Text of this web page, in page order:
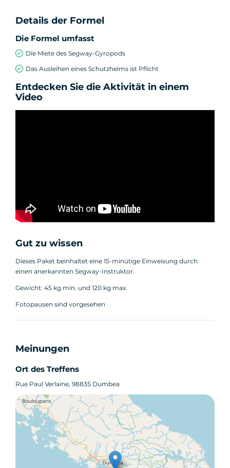
Details der Formel
Die Formel umfasst
Die Miete des Segway-Gyropods
Das Ausleihen eines Schutzhelms ist Pflicht
Entdecken Sie die Aktivität in einem
Video
Gut zu wissen
Dieses Paket beinhaltet eine 15-minütige Einweisung durch
einen anerkannten Segway-Instruktor.
Gewicht: 45 kg min. und 120 kg max.
Fotopausen sind vorgesehen
Meinungen
Ort des Treffens
Rue Paul Verlaine, 98835 Dumbea